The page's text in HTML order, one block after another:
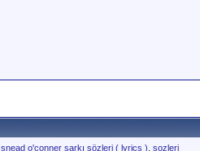
snead o'conner şarkı sözleri ( lyrics ) sozleri